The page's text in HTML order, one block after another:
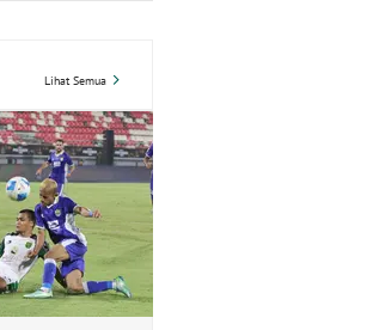
Lihat Semua